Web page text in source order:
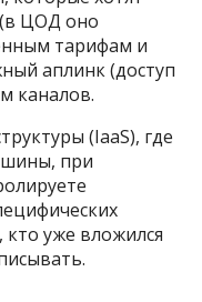
(в ЦОД оно
тарифам и
аплинк (доступ
каналов.
(IaaS), где
при
кто уже вложился